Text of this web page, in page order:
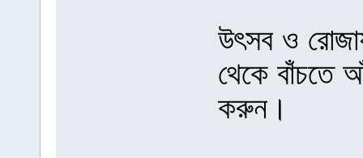
উৎসব ও
থেকে বাঁচতে
করুন।